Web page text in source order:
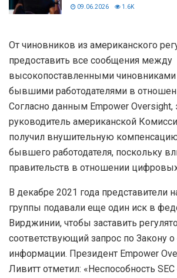
09.06.2026 1.6K
От чиновников из американского
предоставить все сообщения между
высокопоставленными чиновниками
бывшими работодателями в
Согласно данным Empower Oversight,
руководитель американской
получил внушительную
бывшего работодателя, поскольку
правительств в отношении
В декабре 2021 года представители
группы подавали еще один иск в
Вирджинии, чтобы заставить
соответствующий запрос по Закону
информации. Президент Empower
Ливитт отметил: «Неспособность